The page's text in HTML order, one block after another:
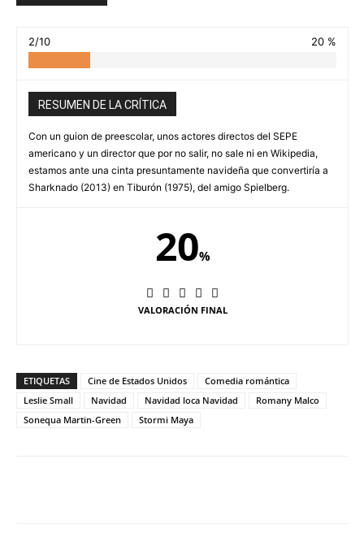
2/10 20 %
RESUMEN DE LA CRÍTICA
Con un guion de preescolar, unos actores directos del SEPE
americano y un director que por no salir, no sale ni en Wikipedia,
estamos ante una cinta presuntamente navideña que convertiría a
Sharknado (2013) en Tiburón (1975), del amigo Spielberg.
20%
VALORACIÓN FINAL
ETIQUETAS Cine de Estados Unidos
Comedia romántica
Leslie Small
Navidad Navidad loca Navidad
Romany Malco
Sonequa Martin-Green
Stormi Maya